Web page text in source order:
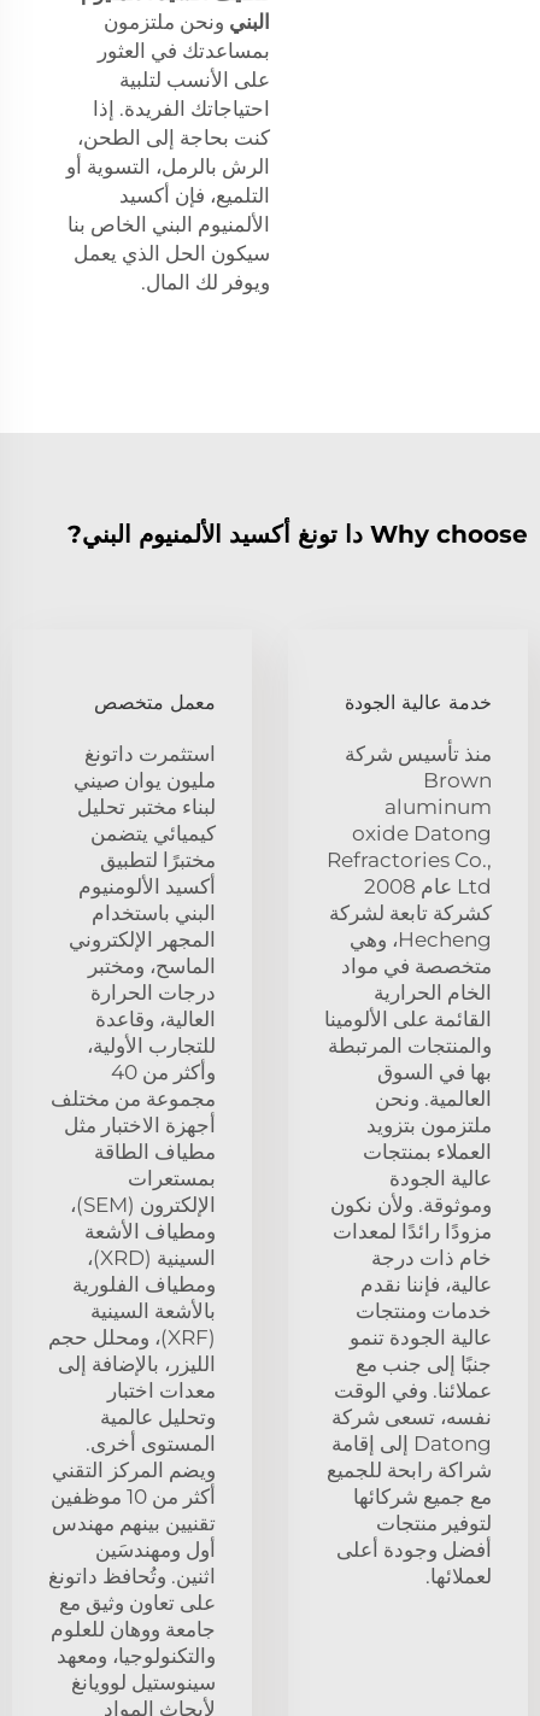
البني ونحن ملتزمون
بمساعدتك في العثور
على الأنسب لتلبية
احتياجاتك الفريدة. إذا
كنت بحاجة إلى الطحن،
الرش بالرمل، التسوية أو
التلميع، فإن أكسيد
الألمنيوم البني الخاص بنا
سيكون الحل الذي يعمل
ويوفر لك المال.
Why choose دا تونغ أكسيد الألمنيوم البني?
خدمة عالية الجودة
منذ تأسيس شركة
Brown
aluminum
oxide Datong
Refractories Co.,
Ltd عام 2008
كشركة تابعة لشركة
Hecheng، وهي
متخصصة في مواد
الخام الحرارية
القائمة على الألومينا
والمنتجات المرتبطة
بها في السوق
العالمية. ونحن
ملتزمون بتزويد
العملاء بمنتجات
عالية الجودة
وموثوقة. ولأن نكون
مزودًا رائدًا لمعدات
خام ذات درجة
عالية، فإننا نقدم
خدمات ومنتجات
عالية الجودة تنمو
جنبًا إلى جنب مع
عملائنا. وفي الوقت
نفسه، تسعى شركة
Datong إلى إقامة
شراكة رابحة للجميع
مع جميع شركائها
لتوفير منتجات
أفضل وجودة أعلى
لعملائها.
معمل متخصص
استثمرت داتونغ
مليون يوان صيني
لبناء مختبر تحليل
كيميائي يتضمن
مختبرًا لتطبيق
أكسيد الألومنيوم
البني باستخدام
المجهر الإلكتروني
الماسح، ومختبر
درجات الحرارة
العالية، وقاعدة
للتجارب الأولية،
وأكثر من 40
مجموعة من مختلف
أجهزة الاختبار مثل
مطياف الطاقة
بمستعرات
الإلكترون (SEM)،
ومطياف الأشعة
السينية (XRD)،
ومطياف الفلورية
بالأشعة السينية
(XRF)، ومحلل حجم
الليزر، بالإضافة إلى
معدات اختبار
وتحليل عالمية
المستوى أخرى.
ويضم المركز التقني
أكثر من 10 موظفين
تقنيين بينهم مهندس
أول ومهندسَين
اثنين. وتُحافظ داتونغ
على تعاون وثيق مع
جامعة ووهان للعلوم
والتكنولوجيا، ومعهد
سينوستيل لوويانغ
لأبحاث المواد